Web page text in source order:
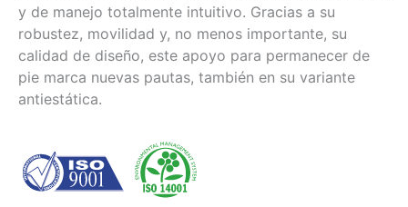
y de manejo totalmente intuitivo. Gracias a su
robustez, movilidad y, no menos importante, su
calidad de diseño, este apoyo para permanecer de
pie marca nuevas pautas, también en su variante
antiestática.